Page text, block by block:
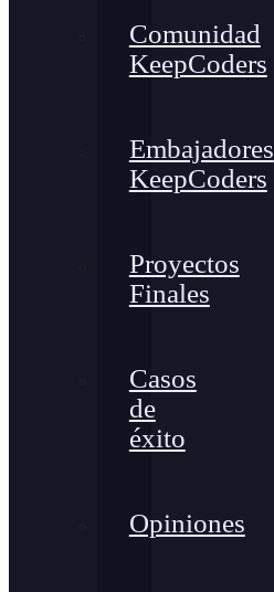
Comunidad
KeepCoders
Embajadores
KeepCoders
Proyectos
Finales
Casos
de
éxito
Opiniones